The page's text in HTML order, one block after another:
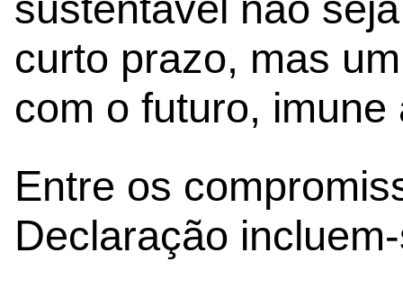
curto prazo, mas
com o futuro,
Entre os
Declaração